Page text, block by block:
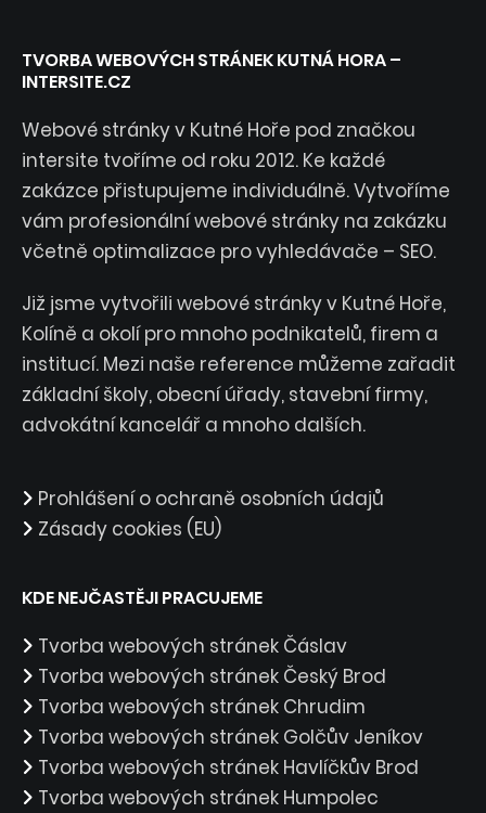
TVORBA WEBOVÝCH STRÁNEK KUTNÁ HORA –
INTERSITE.CZ
Webové stránky v Kutné Hoře pod značkou
intersite tvoříme od roku 2012. Ke každé
zakázce přistupujeme individuálně. Vytvoříme
vám profesionální webové stránky na zakázku
včetně optimalizace pro vyhledávače – SEO.
Již jsme vytvořili webové stránky v Kutné Hoře,
Kolíně a okolí pro mnoho podnikatelů, firem a
institucí. Mezi naše reference můžeme zařadit
základní školy, obecní úřady, stavební firmy,
advokátní kancelář a mnoho dalších.
Prohlášení o ochraně osobních údajů
Zásady cookies (EU)
KDE NEJČASTĚJI PRACUJEME
Tvorba webových stránek Čáslav
Tvorba webových stránek Český Brod
Tvorba webových stránek Chrudim
Tvorba webových stránek Golčův Jeníkov
Tvorba webových stránek Havlíčkův Brod
Tvorba webových stránek Humpolec